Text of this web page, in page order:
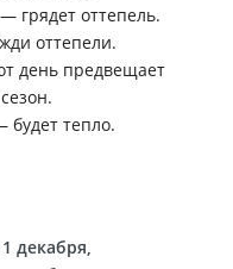
грядет оттепель.
оттепели.
день предвещает
будет тепло.
декабря,